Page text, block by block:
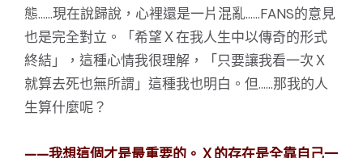
態……現在說歸說，心裡還是一片混亂……FANS的意見
也是完全對立。「希望Ｘ在我人生中以傳奇的形式
終結」，這種心情我很理解，「只要讓我看一次Ｘ
就算去死也無所謂」這種我也明白。但……那我的人
生算什麼呢？
——我想這個才是最重要的。Ｘ的存在是全靠自己一